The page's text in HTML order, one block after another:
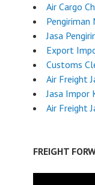
Air Cargo
Pengiriman
Jasa
Export
Customs
Air Freight
Jasa Impor
Air Freight
FREIGHT